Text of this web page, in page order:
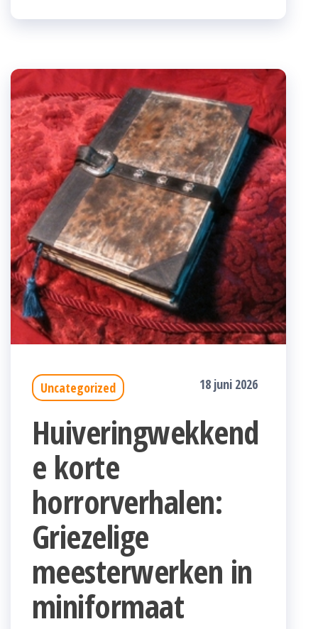
Uncategorized 18 juni 2026
Huiveringwekkend
e korte
horrorverhalen:
Griezelige
meesterwerken in
miniformaat